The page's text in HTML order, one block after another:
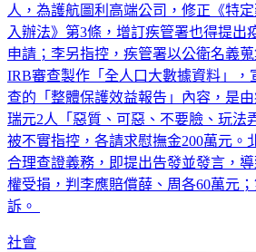
人，為護航圖利高端公司，修正《特
入辦法》第3條，增訂疾管署也得提出
申請；李另指控，疾管署以公衛名義
IRB審查製作「全人口大數據資料」，
查的「整體保護效益報告」內容，是
瑞元2人「惡質、可惡、不要臉、玩法
被不實指控，各請求慰撫金200萬元。
合理查證義務，即提出告發並發言，
權受損，判李應賠償薛、周各60萬元
訴。
社會